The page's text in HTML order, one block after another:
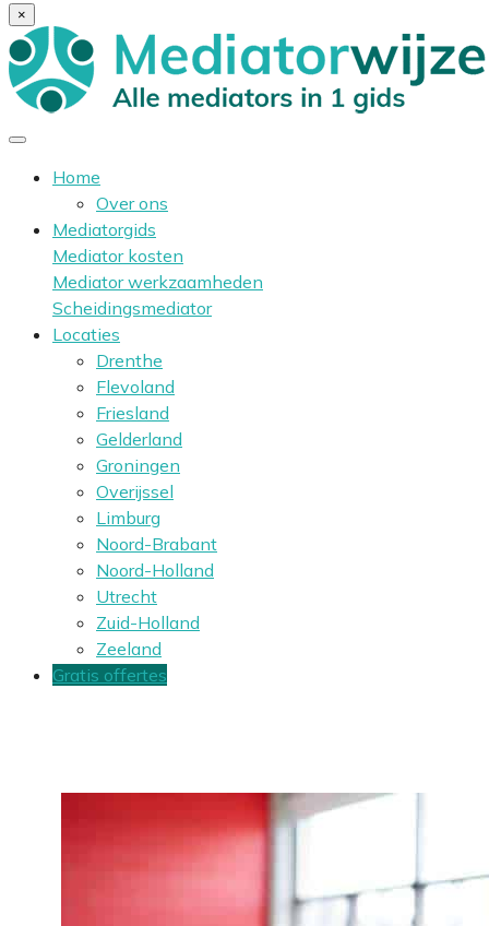
×
Home
Over ons
Mediatorgids
Mediator kosten
Mediator werkzaamheden
Scheidingsmediator
Locaties
Drenthe
Flevoland
Friesland
Gelderland
Groningen
Overijssel
Limburg
Noord-Brabant
Noord-Holland
Utrecht
Zuid-Holland
Zeeland
Gratis offertes